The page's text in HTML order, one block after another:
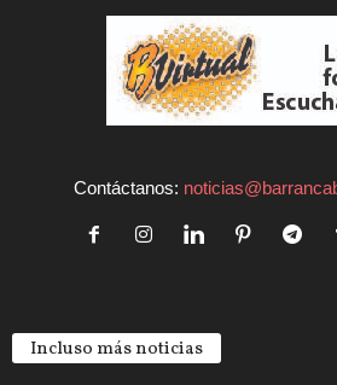
Contáctanos:
Incluso más noticias